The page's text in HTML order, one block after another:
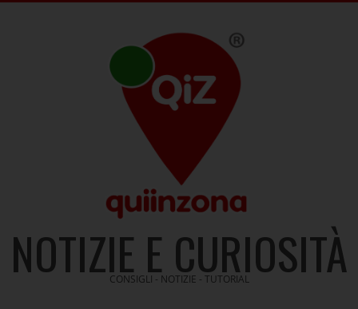
NOTIZIE E CURIOSITÀ
CONSIGLI - NOTIZIE - TUTORIAL